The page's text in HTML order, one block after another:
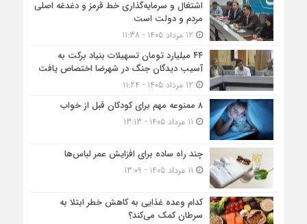
اشتغال و سرمایه‌گذاری خط قرمز و دغدغه اصلی
مردم و دولت است
۴۴ میلیارد تومان تسهیلات بنیاد برکت به
آسیب دیدگان جنگ در شهرضا اختصاص یافت
۸ ممنوعه مهم برای کودکان قبل از خواب
چند راه ساده برای افزایش عمر لباس‌ها
کدام وعده غذایی به کاهش خطر ابتلا به
سرطان کمک می‌کند؟